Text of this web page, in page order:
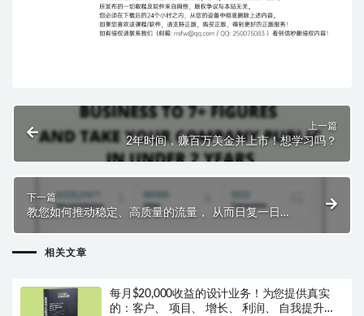
上一篇
2年时间，赚百万美金并上市！想学习吗？
下一篇
教您如何推动稳定、高质量的流量， 从而日复一日地
相关文章
每月$20,000收益的设计业务！为您提供真实
的：客户、 项目、 增长、 利润、 自我提升和